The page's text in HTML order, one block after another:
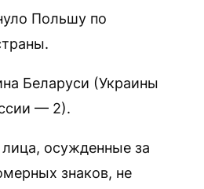
Польшу по
Беларуси (Украины
— 2).
осужденные за
знаков, не